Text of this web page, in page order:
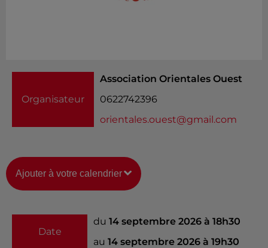
Organisateur
Association Orientales Ouest
0622742396
orientales.ouest@gmail.com
Ajouter à votre calendrier
Date
du 14 septembre 2026 à 18h30
au 14 septembre 2026 à 19h30